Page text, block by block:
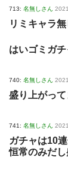
713: 名無しさん
リミキャラ
はいゴミガ
740: 名無しさん
盛り上がって
741: 名無しさん
ガチャは10
恒常のみだ